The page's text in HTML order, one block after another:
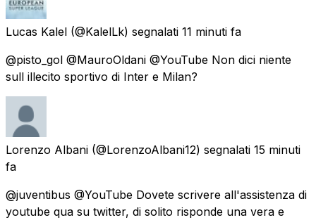
Lucas Kalel (@KalelLk) segnalati 11 minuti fa
@pisto_gol @MauroOldani @YouTube Non dici niente
sull illecito sportivo di Inter e Milan?
Lorenzo Albani (@LorenzoAlbani12) segnalati 15 minuti
fa
@juventibus @YouTube Dovete scrivere all'assistenza di
youtube qua su twitter, di solito risponde una vera e